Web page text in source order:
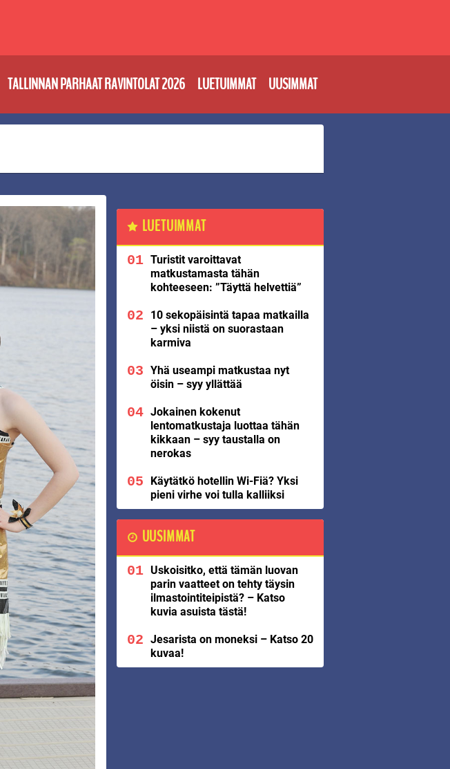
TALLINNAN PARHAAT RAVINTOLAT 2026 LUETUIMMAT UUSIMMAT
LUETUIMMAT
Turistit varoittavat
matkustamasta tähän
kohteeseen: ”Täyttä helvettiä”
10 sekopäisintä tapaa matkailla
– yksi niistä on suorastaan
karmiva
Yhä useampi matkustaa nyt
öisin – syy yllättää
Jokainen kokenut
lentomatkustaja luottaa tähän
kikkaan – syy taustalla on
nerokas
Käytätkö hotellin Wi-Fiä? Yksi
pieni virhe voi tulla kalliiksi
UUSIMMAT
Uskoisitko, että tämän luovan
parin vaatteet on tehty täysin
ilmastointiteipistä? – Katso
kuvia asuista tästä!
Jesarista on moneksi – Katso 20
kuvaa!